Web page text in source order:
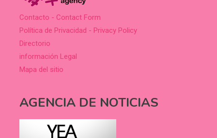
Contacto - Contact Form
Política de Privacidad - Privacy Policy
Directorio
información Legal
Mapa del sitio
AGENCIA DE NOTICIAS